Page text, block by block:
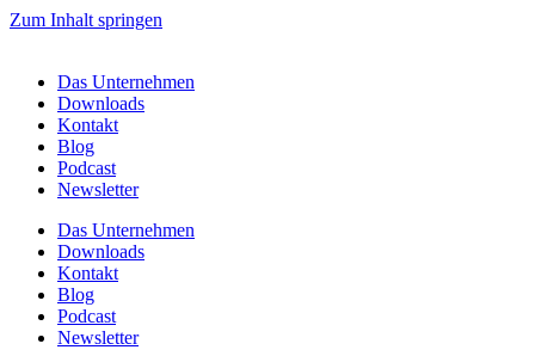
Zum Inhalt springen
Das Unternehmen
Downloads
Kontakt
Blog
Podcast
Newsletter
Das Unternehmen
Downloads
Kontakt
Blog
Podcast
Newsletter